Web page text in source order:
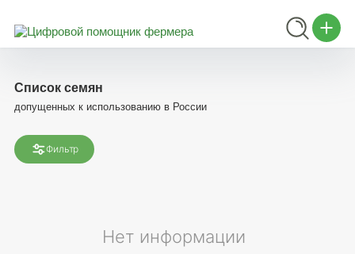
Список семян
допущенных к использованию в России
Фильтр
Нет информации